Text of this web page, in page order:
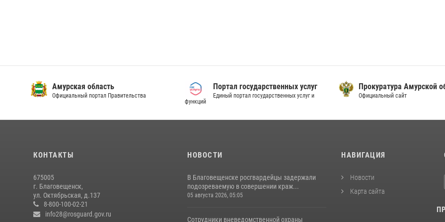
Амурская область
Официальный портал Правительства
Портал государственных услуг
Единый портал государственных услуг и
функций
Прокуратура Амурской
Официальный сайт
КОНТАКТЫ
675005
г. Благовещенск,
ул. Октябрьская, д.137
8-800-100-02-21
info28@rosguard.gov.ru
НОВОСТИ
В Благовещенске росгвардейцы задержали
подозреваемую в совершении краж...
05 августа 2026, 05:05
Сотрудники вневедомственной охраны
НАВИГАЦИЯ
Новости
Карта сайта